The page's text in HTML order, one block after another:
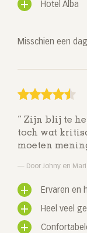
Hotel Alba
Misschien een
Zijn blij te
toch wat
moeten
Door Johny en
Ervaren en
Heel veel